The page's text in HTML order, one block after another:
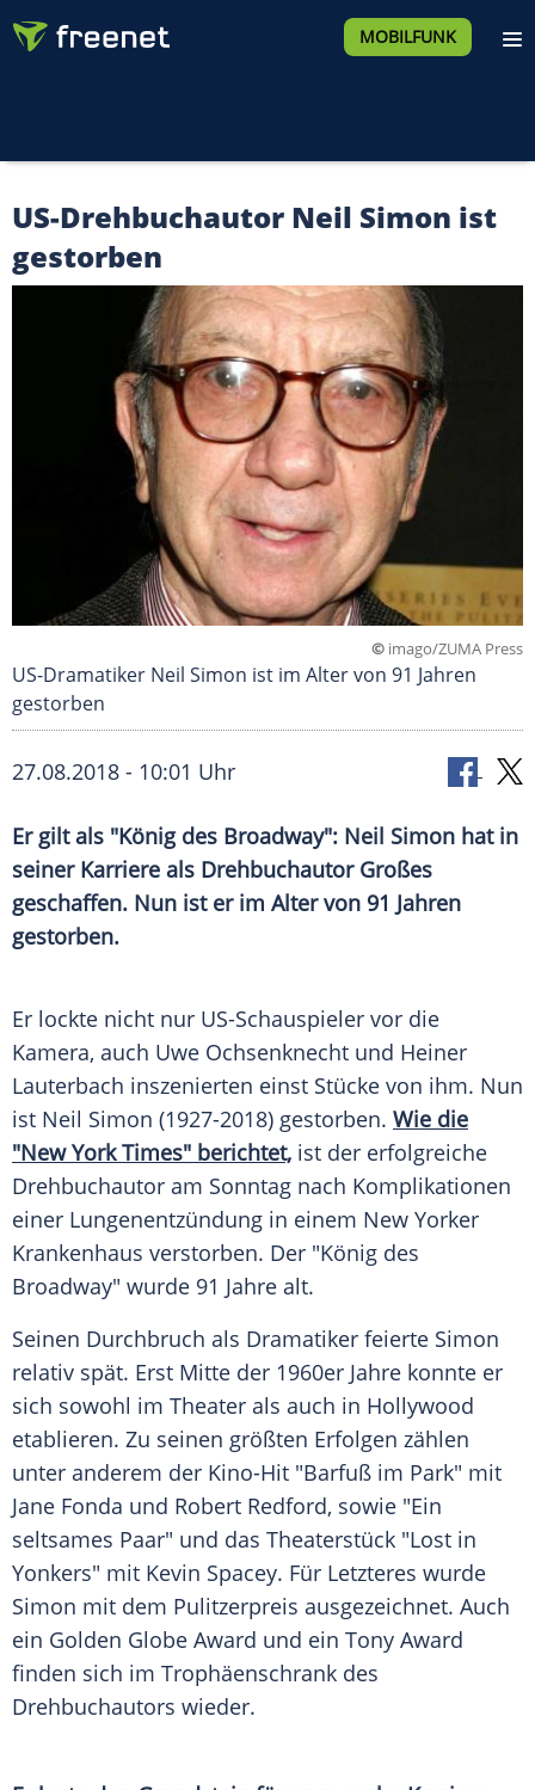
MOBILFUNK
US-Drehbuchautor Neil Simon ist
gestorben
© imago/ZUMA Press
US-Dramatiker Neil Simon ist im Alter von 91 Jahren
gestorben
27.08.2018 - 10:01 Uhr
Er gilt als "König des Broadway": Neil Simon hat in
seiner Karriere als Drehbuchautor Großes
geschaffen. Nun ist er im Alter von 91 Jahren
gestorben.
Er lockte nicht nur US-Schauspieler vor die
Kamera, auch Uwe Ochsenknecht und Heiner
Lauterbach inszenierten einst Stücke von ihm. Nun
ist Neil Simon (1927-2018) gestorben. Wie die
"New York Times" berichtet, ist der erfolgreiche
Drehbuchautor am Sonntag nach Komplikationen
einer Lungenentzündung in einem New Yorker
Krankenhaus verstorben. Der "König des
Broadway" wurde 91 Jahre alt.
Seinen Durchbruch als Dramatiker feierte Simon
relativ spät. Erst Mitte der 1960er Jahre konnte er
sich sowohl im Theater als auch in Hollywood
etablieren. Zu seinen größten Erfolgen zählen
unter anderem der Kino-Hit "Barfuß im Park" mit
Jane Fonda und Robert Redford, sowie "Ein
seltsames Paar" und das Theaterstück "Lost in
Yonkers" mit Kevin Spacey. Für Letzteres wurde
Simon mit dem Pulitzerpreis ausgezeichnet. Auch
ein Golden Globe Award und ein Tony Award
finden sich im Trophäenschrank des
Drehbuchautors wieder.